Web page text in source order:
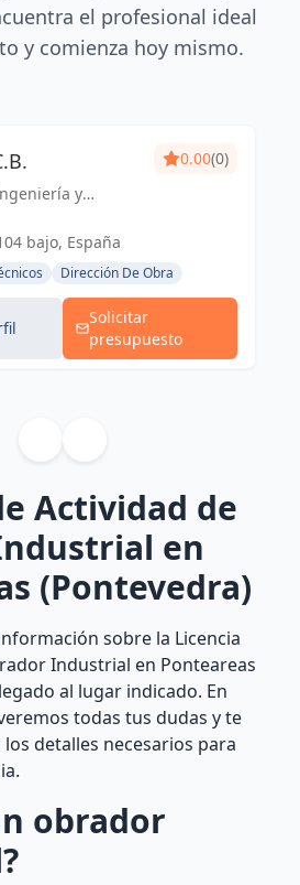
el profesional ideal
y comienza hoy mismo.
y
Soluciones
y experiencia
0.00(0)
bajo, España
Dirección De Obra
Solicitar
presupuesto
Actividad de
en
(Pontevedra)
sobre la Licencia
Industrial en Ponteareas
al lugar indicado. En
todas tus dudas y te
detalles necesarios para
obrador